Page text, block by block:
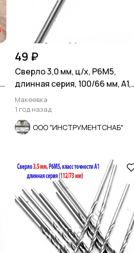
49 ₽
Сверло 3,0 мм, ц/х, Р6М5,
длинная серия, 100/66 мм, А1,
СССР.
Макеевка
1 год назад
ООО "ИНСТРУМЕНТСНАБ"